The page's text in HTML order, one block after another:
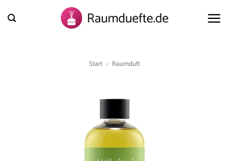
Inhalt
Start » Raumduft